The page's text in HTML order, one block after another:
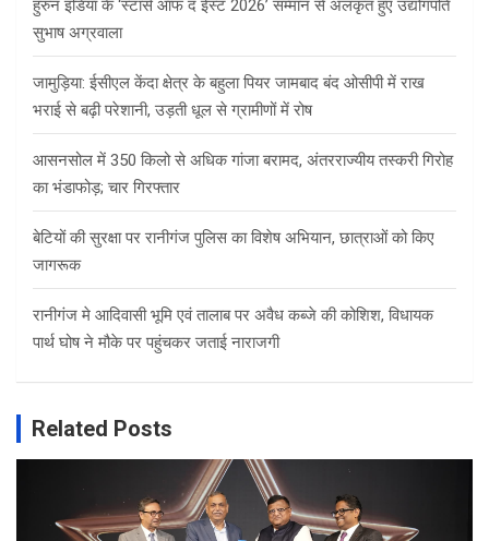
हुरुन इंडिया के ‘स्टार्स ऑफ द ईस्ट 2026’ सम्मान से अलंकृत हुए उद्योगपति
सुभाष अग्रवाला
जामुड़िया: ईसीएल केंदा क्षेत्र के बहुला पियर जामबाद बंद ओसीपी में राख
भराई से बढ़ी परेशानी, उड़ती धूल से ग्रामीणों में रोष
आसनसोल में 350 किलो से अधिक गांजा बरामद, अंतरराज्यीय तस्करी गिरोह
का भंडाफोड़; चार गिरफ्तार
बेटियों की सुरक्षा पर रानीगंज पुलिस का विशेष अभियान, छात्राओं को किए
जागरूक
रानीगंज मे आदिवासी भूमि एवं तालाब पर अवैध कब्जे की कोशिश, विधायक
पार्थ घोष ने मौके पर पहुंचकर जताई नाराजगी
Related Posts